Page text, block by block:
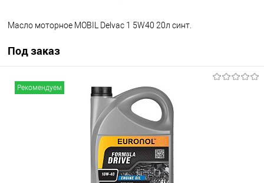
Масло моторное MOBIL Delvac 1 5W40 20л синт.
Под заказ
Под заказ
Под заказ
Рекомендуем